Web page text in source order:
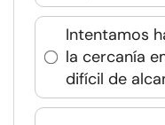
Intentamos
la cercanía
difícil de